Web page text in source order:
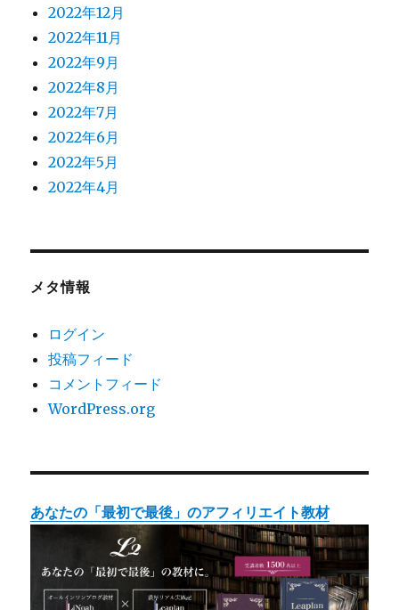
2022年12月
2022年11月
2022年9月
2022年8月
2022年7月
2022年6月
2022年5月
2022年4月
メタ情報
ログイン
投稿フィード
コメントフィード
WordPress.org
あなたの「最初で最後」のアフィリエイト教材